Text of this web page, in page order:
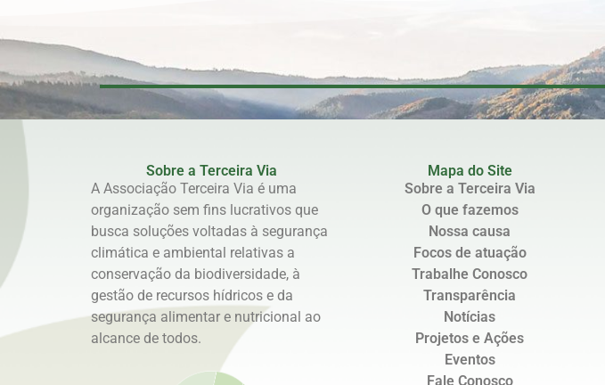
Sobre a Terceira Via
A Associação Terceira Via é uma
organização sem fins lucrativos que
busca soluções voltadas à segurança
climática e ambiental relativas a
conservação da biodiversidade, à
gestão de recursos hídricos e da
segurança alimentar e nutricional ao
alcance de todos.
Mapa do Site
Sobre a Terceira Via
O que fazemos
Nossa causa
Focos de atuação
Trabalhe Conosco
Transparência
Notícias
Projetos e Ações
Eventos
Fale Conosco